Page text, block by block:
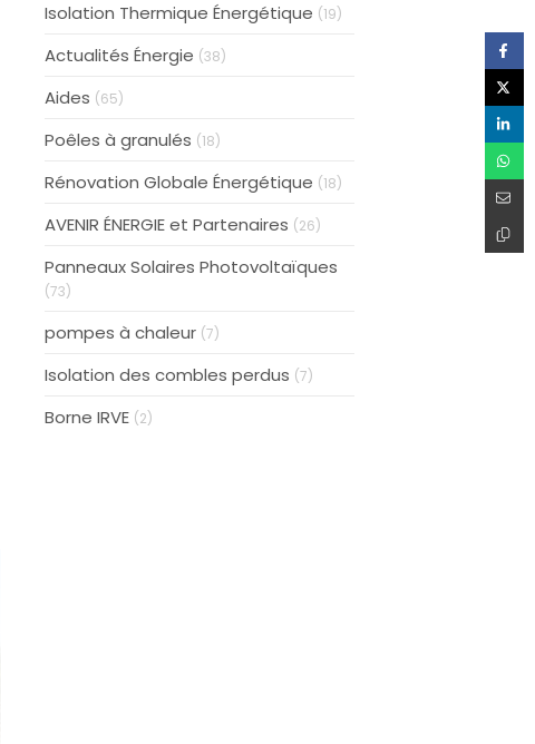
Isolation Thermique Énergétique (19)
Actualités Énergie (38)
Aides (65)
Poêles à granulés (18)
Rénovation Globale Énergétique (18)
AVENIR ÉNERGIE et Partenaires (26)
Panneaux Solaires Photovoltaïques
(73)
pompes à chaleur (7)
Isolation des combles perdus (7)
Borne IRVE (2)